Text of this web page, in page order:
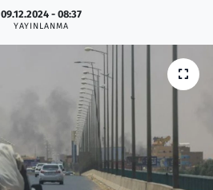
09.12.2024 - 08:37
YAYINLANMA